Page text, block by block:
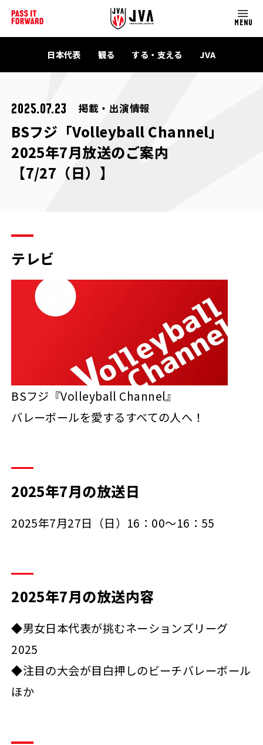
MENU
日本代表 観る する・支える JVA
2025.07.23 掲載・出演情報
BSフジ「Volleyball Channel」
2025年7月放送のご案内
【7/27（日）】
テレビ
BSフジ『Volleyball Channel』
バレーボールを愛するすべての人へ！
2025年7月の放送日
2025年7月27日（日）16：00～16：55
2025年7月の放送内容
◆男女日本代表が挑むネーションズリーグ
2025
◆注目の大会が目白押しのビーチバレーボール
ほか